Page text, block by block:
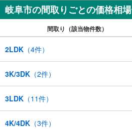
岐阜市の間取りごとの価格相場
間取り（該当物件数）
2LDK （4件）
3K/3DK （2件）
3LDK （11件）
4K/4DK （3件）